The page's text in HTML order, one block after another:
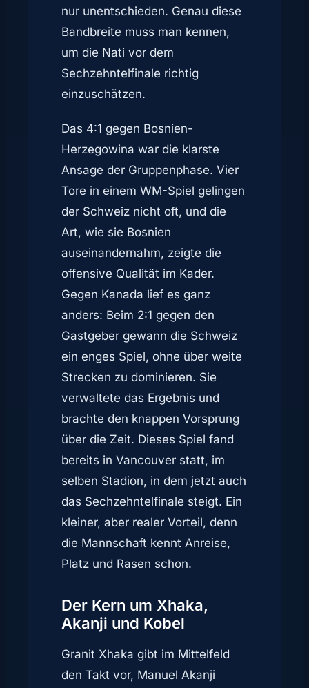
nur unentschieden. Genau diese
Bandbreite muss man kennen,
um die Nati vor dem
Sechzehntelfinale richtig
einzuschätzen.
Das 4:1 gegen Bosnien-
Herzegowina war die klarste
Ansage der Gruppenphase. Vier
Tore in einem WM-Spiel gelingen
der Schweiz nicht oft, und die
Art, wie sie Bosnien
auseinandernahm, zeigte die
offensive Qualität im Kader.
Gegen Kanada lief es ganz
anders: Beim 2:1 gegen den
Gastgeber gewann die Schweiz
ein enges Spiel, ohne über weite
Strecken zu dominieren. Sie
verwaltete das Ergebnis und
brachte den knappen Vorsprung
über die Zeit. Dieses Spiel fand
bereits in Vancouver statt, im
selben Stadion, in dem jetzt auch
das Sechzehntelfinale steigt. Ein
kleiner, aber realer Vorteil, denn
die Mannschaft kennt Anreise,
Platz und Rasen schon.
Der Kern um Xhaka,
Akanji und Kobel
Granit Xhaka gibt im Mittelfeld
den Takt vor, Manuel Akanji